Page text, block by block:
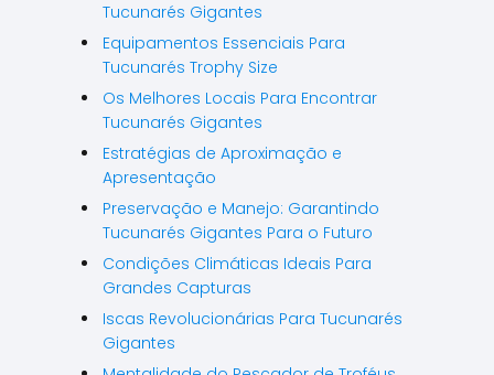
Tucunarés Gigantes
Equipamentos Essenciais Para
Tucunarés Trophy Size
Os Melhores Locais Para Encontrar
Tucunarés Gigantes
Estratégias de Aproximação e
Apresentação
Preservação e Manejo: Garantindo
Tucunarés Gigantes Para o Futuro
Condições Climáticas Ideais Para
Grandes Capturas
Iscas Revolucionárias Para Tucunarés
Gigantes